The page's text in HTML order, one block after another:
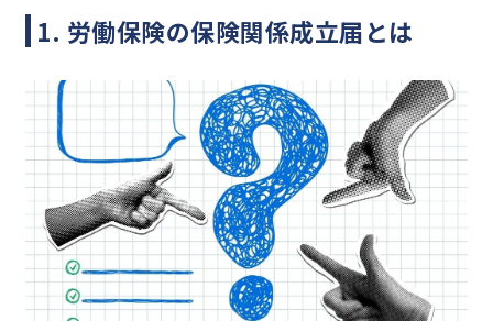
1. 労働保険の保険関係成立届とは